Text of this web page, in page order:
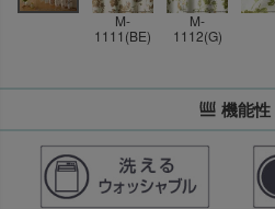
M-
1111(BE)
M-
1112(G)
機能性